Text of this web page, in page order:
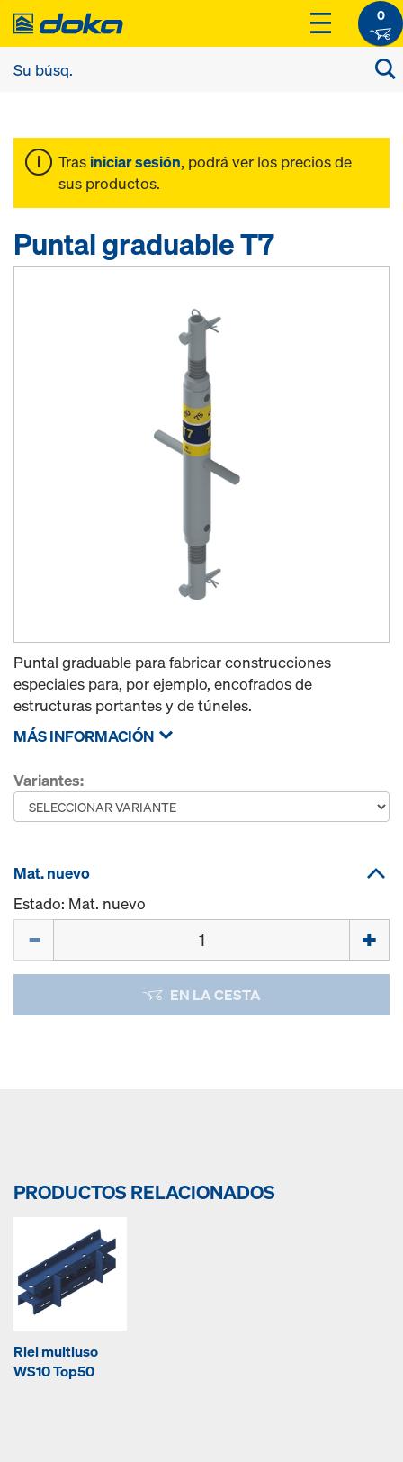
0
Tras iniciar sesión, podrá ver los precios de
sus productos.
Puntal graduable T7
Puntal graduable para fabricar construcciones
especiales para, por ejemplo, encofrados de
estructuras portantes y de túneles.
MÁS INFORMACIÓN
Variantes:
Mat. nuevo
Estado: Mat. nuevo
EN LA CESTA
PRODUCTOS RELACIONADOS
Riel multiuso
WS10 Top50